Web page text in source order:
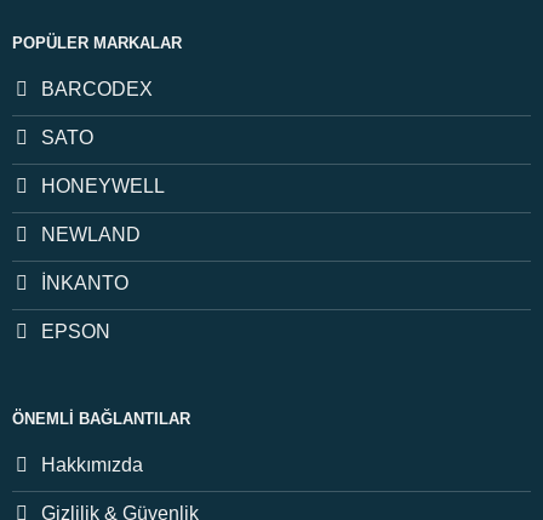
POPÜLER MARKALAR
BARCODEX
SATO
HONEYWELL
NEWLAND
İNKANTO
EPSON
ÖNEMLI BAĞLANTILAR
Hakkımızda
Gizlilik & Güvenlik